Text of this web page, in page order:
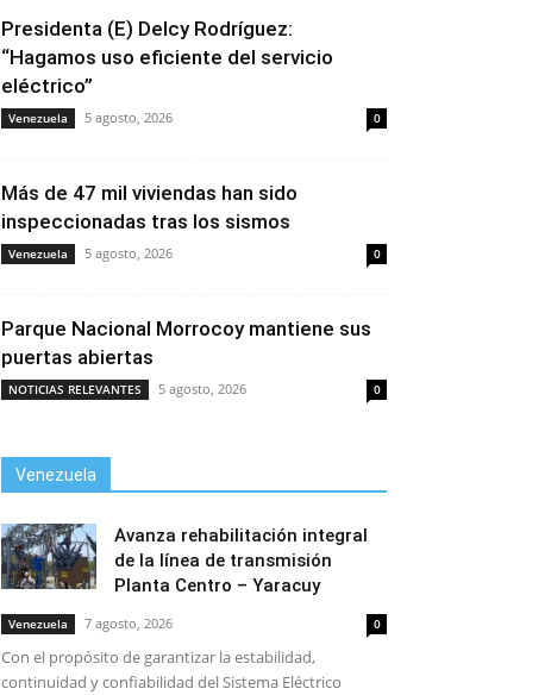
Presidenta (E) Delcy Rodríguez:
“Hagamos uso eficiente del servicio
eléctrico”
Venezuela 5 agosto, 2026 0
Más de 47 mil viviendas han sido
inspeccionadas tras los sismos
Venezuela 5 agosto, 2026 0
Parque Nacional Morrocoy mantiene sus
puertas abiertas
NOTICIAS RELEVANTES 5 agosto, 2026 0
Venezuela
Avanza rehabilitación integral
de la línea de transmisión
Planta Centro – Yaracuy
Venezuela 7 agosto, 2026 0
Con el propósito de garantizar la estabilidad,
continuidad y confiabilidad del Sistema Eléctrico